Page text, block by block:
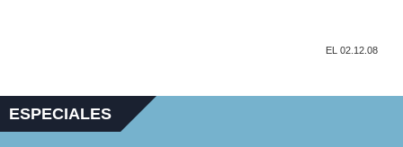
EL 02.12.08
ESPECIALES